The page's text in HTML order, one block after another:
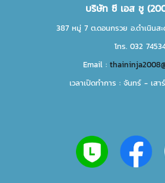
บริษัท ซี เอส ชู
387 หมู่ 7 ต.ดอนกรวย อ.ดำเนินส
โทร. 032
Email :
เวลาเปิดทำการ : จันทร์ - เส